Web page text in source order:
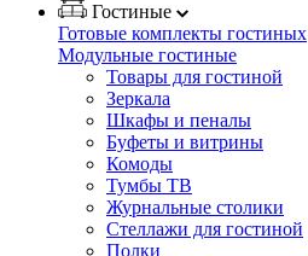
Гостиные
Готовые комплекты гостиных
Модульные гостиные
Товары для гостиной
Зеркала
Шкафы и пеналы
Буфеты и витрины
Комоды
Тумбы ТВ
Журнальные столики
Стеллажи для гостиной
Полки